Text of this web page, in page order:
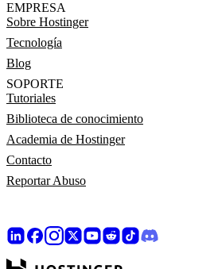
EMPRESA
Sobre Hostinger
Tecnología
Blog
SOPORTE
Tutoriales
Biblioteca de conocimiento
Academia de Hostinger
Contacto
Reportar Abuso